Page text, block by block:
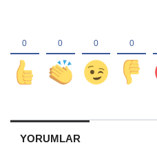
YORUMLAR